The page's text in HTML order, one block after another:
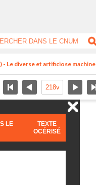
Le diverse et artificiose machine
LE
TEXTE
OCÉRISÉ